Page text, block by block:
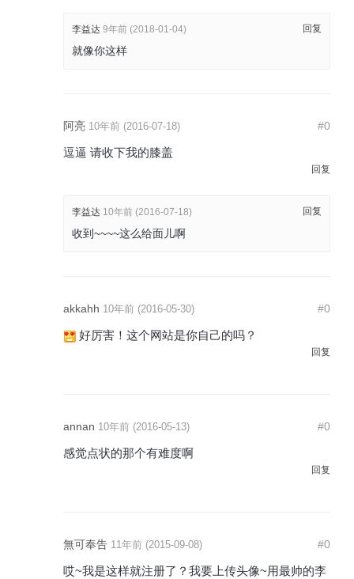
李益达 9年前 (2018-01-04)
就像你这样
回复
阿亮 10年前 (2016-07-18) #0
逗逼 请收下我的膝盖
回复
李益达 10年前 (2016-07-18)
收到~~~~这么给面儿啊
回复
akkahh 10年前 (2016-05-30) #0
好厉害！这个网站是你自己的吗？
回复
annan 10年前 (2016-05-13) #0
感觉点状的那个有难度啊
回复
無可奉告 11年前 (2015-09-08) #0
哎~我是这样就注册了？我要上传头像~用最帅的李